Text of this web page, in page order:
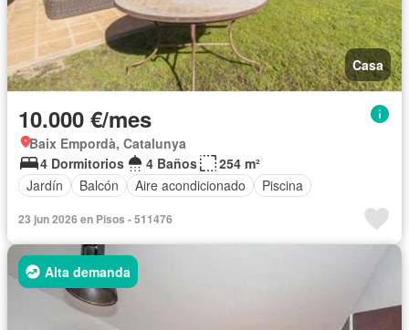
Casa
10.000 €/mes
Baix Empordà, Catalunya
4 Dormitorios
4 Baños
254 m²
Jardín
Balcón Aire acondicionado Piscina
23 jun 2026 en Pisos - 511476
Alta demanda